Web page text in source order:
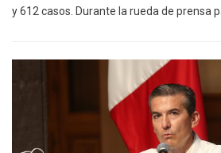
y 612 casos. Durante la rueda de prensa